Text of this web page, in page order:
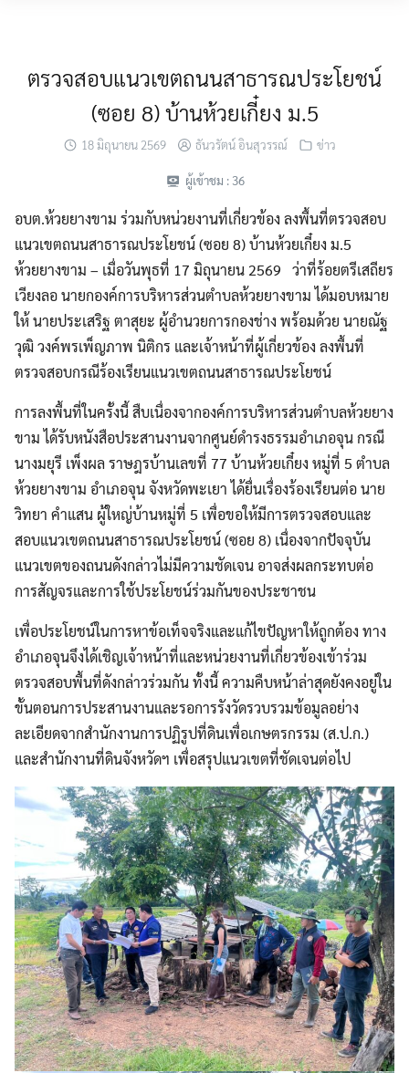
ตรวจสอบแนวเขตถนนสาธารณประโยชน์
(ซอย 8) บ้านห้วยเกี๋ยง ม.5
18 มิถุนายน 2569 ธันวรัตน์ อินสุวรรณ์ ข่าว
ผู้เข้าชม : 36
อบต.ห้วยยางขาม ร่วมกับหน่วยงานที่เกี่ยวข้อง ลงพื้นที่ตรวจสอบ
แนวเขตถนนสาธารณประโยชน์ (ซอย 8) บ้านห้วยเกี๋ยง ม.5
ห้วยยางขาม – เมื่อวันพุธที่ 17 มิถุนายน 2569 ว่าที่ร้อยตรีเสถียร
เวียงลอ นายกองค์การบริหารส่วนตำบลห้วยยางขาม ได้มอบหมาย
ให้ นายประเสริฐ ตาสุยะ ผู้อำนวยการกองช่าง พร้อมด้วย นายณัฐ
วุฒิ วงค์พรเพ็ญภาพ นิติกร และเจ้าหน้าที่ผู้เกี่ยวข้อง ลงพื้นที่
ตรวจสอบกรณีร้องเรียนแนวเขตถนนสาธารณประโยชน์
การลงพื้นที่ในครั้งนี้ สืบเนื่องจากองค์การบริหารส่วนตำบลห้วยยาง
ขาม ได้รับหนังสือประสานงานจากศูนย์ดำรงธรรมอำเภอจุน กรณี
นางมยุรี เพ็งผล ราษฎรบ้านเลขที่ 77 บ้านห้วยเกี๋ยง หมู่ที่ 5 ตำบล
ห้วยยางขาม อำเภอจุน จังหวัดพะเยา ได้ยื่นเรื่องร้องเรียนต่อ นาย
วิทยา คำแสน ผู้ใหญ่บ้านหมู่ที่ 5 เพื่อขอให้มีการตรวจสอบและ
สอบแนวเขตถนนสาธารณประโยชน์ (ซอย 8) เนื่องจากปัจจุบัน
แนวเขตของถนนดังกล่าวไม่มีความชัดเจน อาจส่งผลกระทบต่อ
การสัญจรและการใช้ประโยชน์ร่วมกันของประชาชน
เพื่อประโยชน์ในการหาข้อเท็จจริงและแก้ไขปัญหาให้ถูกต้อง ทาง
อำเภอจุนจึงได้เชิญเจ้าหน้าที่และหน่วยงานที่เกี่ยวข้องเข้าร่วม
ตรวจสอบพื้นที่ดังกล่าวร่วมกัน ทั้งนี้ ความคืบหน้าล่าสุดยังคงอยู่ใน
ขั้นตอนการประสานงานและรอการรังวัดรวบรวมข้อมูลอย่าง
ละเอียดจากสำนักงานการปฏิรูปที่ดินเพื่อเกษตรกรรม (ส.ป.ก.)
และสำนักงานที่ดินจังหวัดฯ เพื่อสรุปแนวเขตที่ชัดเจนต่อไป